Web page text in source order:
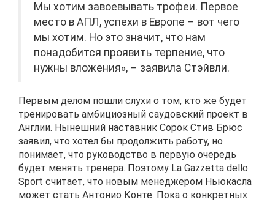
Мы хотим завоевывать трофеи. Первое
место в АПЛ, успехи в Европе – вот чего
мы хотим. Но это значит, что нам
понадобится проявить терпение, что
нужны вложения», – заявила Стэйвли.
Первым делом пошли слухи о том, кто же будет
тренировать амбициозный саудовский проект в
Англии. Нынешний наставник Сорок Стив Брюс
заявил, что хотел бы продолжить работу, но
понимает, что руководство в первую очередь
будет менять тренера. Поэтому La Gazzetta dello
Sport считает, что новым менеджером Ньюкасла
может стать Антонио Конте. Пока о конкретных